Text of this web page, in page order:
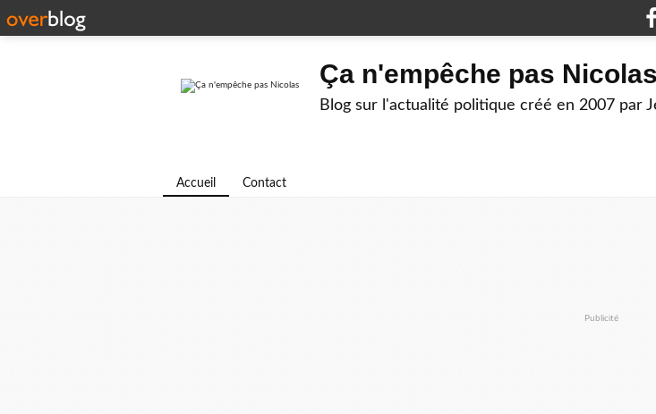
Ça n'empêche pas Nicolas
Blog sur l'actualité politique créé en 2007 par
Accueil Contact
Publicité